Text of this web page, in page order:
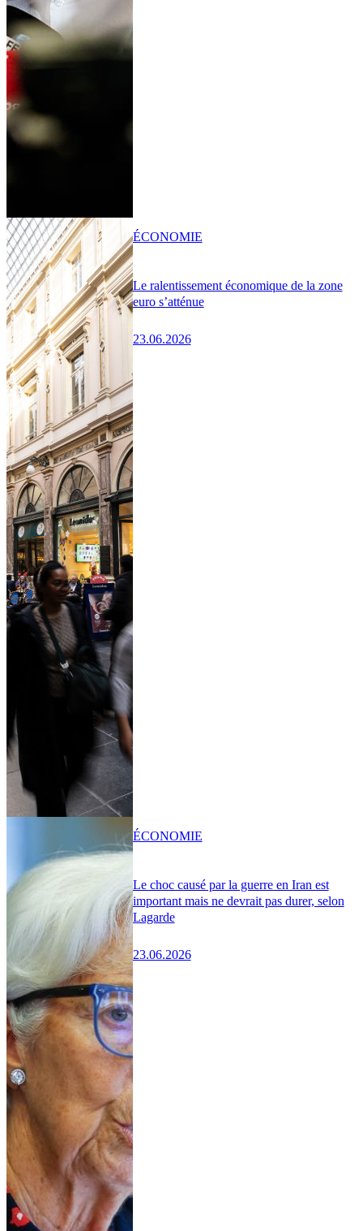
Le ralentissement économique de la zone
euro s’atténue
23.06.2026
ÉCONOMIE
Le choc causé par la guerre en Iran est
important mais ne devrait pas durer, selon
Lagarde
23.06.2026
ÉCONOMIE